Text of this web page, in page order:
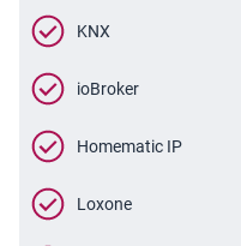
KNX
ioBroker
Homematic IP
Loxone